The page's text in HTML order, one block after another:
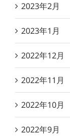
2023年2月
2023年1月
2022年12月
2022年11月
2022年10月
2022年9月